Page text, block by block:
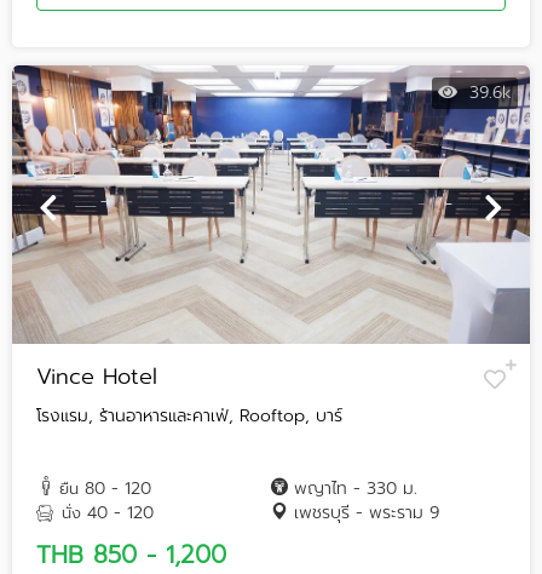
39.6k
Vince Hotel
โรงแรม, ร้านอาหารและคาเฟ่, Rooftop, บาร์
ยืน 80 - 120
นั่ง 40 - 120
พญาไท - 330 ม.
เพชรบุรี - พระราม 9
THB 850 - 1,200